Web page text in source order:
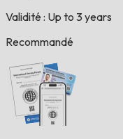
Validité : Up to 3 years
Recommandé